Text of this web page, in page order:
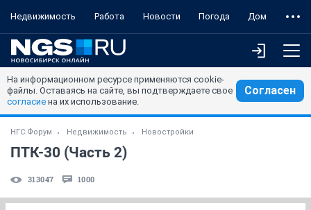
Недвижимость Работа Новости Погода Дом
На информационном ресурсе применяются cookie-
файлы. Оставаясь на сайте, вы подтверждаете свое
согласие на их использование.
Согласен
НГС.Форум Недвижимость Новостройки
ПТК-30 (Часть 2)
313047 1000